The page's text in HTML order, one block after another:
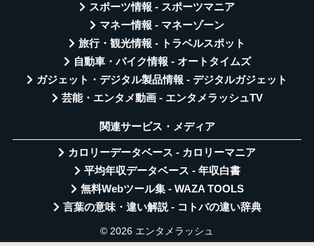
スポーツ情報 - スポーツマニア
マネー情報 - マネーゾーン
旅行・観光情報 - トラベルスポット
自動車・バイク情報 - オートタイムズ
ガジェット・デジタル製品情報 - デジタルガジェット
芸能・エンタメ動画 - エンタメラッシュTV
関連サービス・メディア
カロリーデータベース - カロリーマニア
平均年収データベース - 年収白書
無料Webツール集 - WAZA TOOLS
言葉の意味・違い解説 - コトバの違い辞典
© 2026 エンタメラッシュ